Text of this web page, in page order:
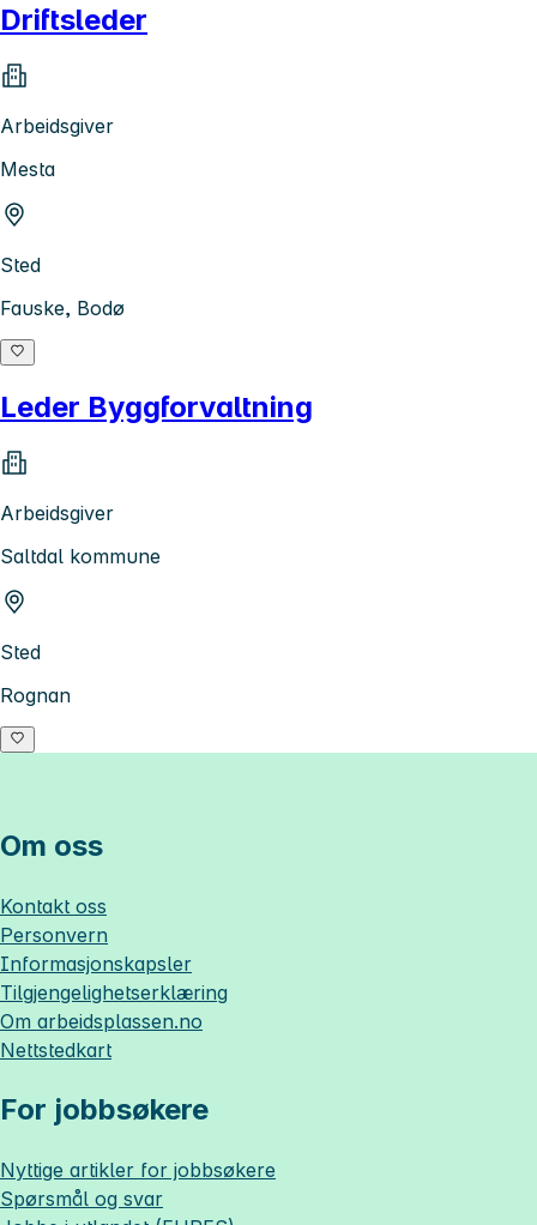
Driftsleder
Arbeidsgiver
Mesta
Sted
Fauske, Bodø
Leder Byggforvaltning
Arbeidsgiver
Saltdal kommune
Sted
Rognan
Om oss
Kontakt oss
Personvern
Informasjonskapsler
Tilgjengelighetserklæring
Om arbeidsplassen.no
Nettstedkart
For jobbsøkere
Nyttige artikler for jobbsøkere
Spørsmål og svar